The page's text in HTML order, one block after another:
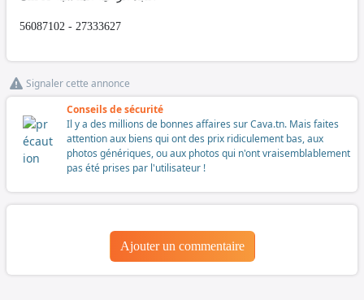
56087102 - 27333627
Signaler cette annonce
Conseils de sécurité
Il y a des millions de bonnes affaires sur Cava.tn. Mais faites
attention aux biens qui ont des prix ridiculement bas, aux
photos génériques, ou aux photos qui n'ont vraisemblablement
pas été prises par l'utilisateur !
Ajouter un commentaire